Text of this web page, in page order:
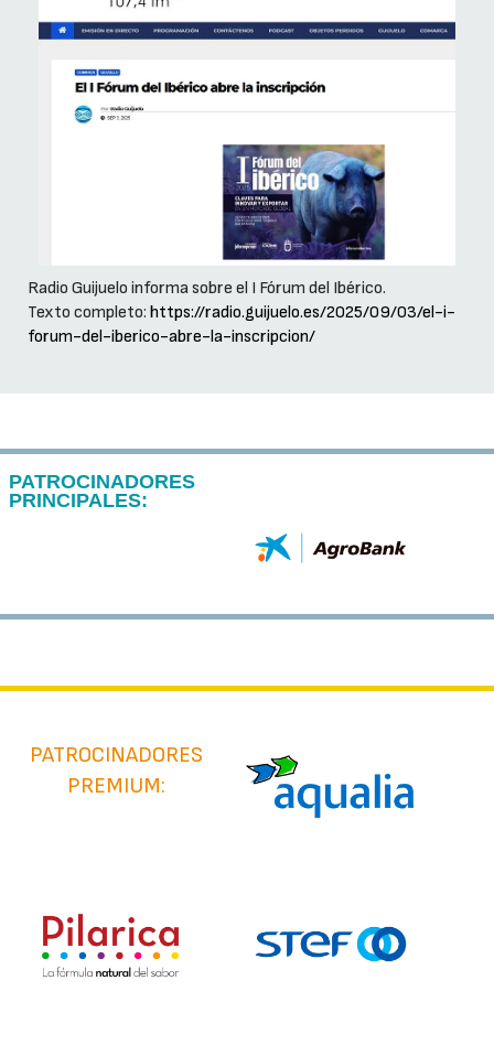
Radio Guijuelo informa sobre el I Fórum del Ibérico.
Texto completo: https://radio.guijuelo.es/2025/09/03/el-i-
forum-del-iberico-abre-la-inscripcion/
PATROCINADORES
PRINCIPALES:
PATROCINADORES
PREMIUM: